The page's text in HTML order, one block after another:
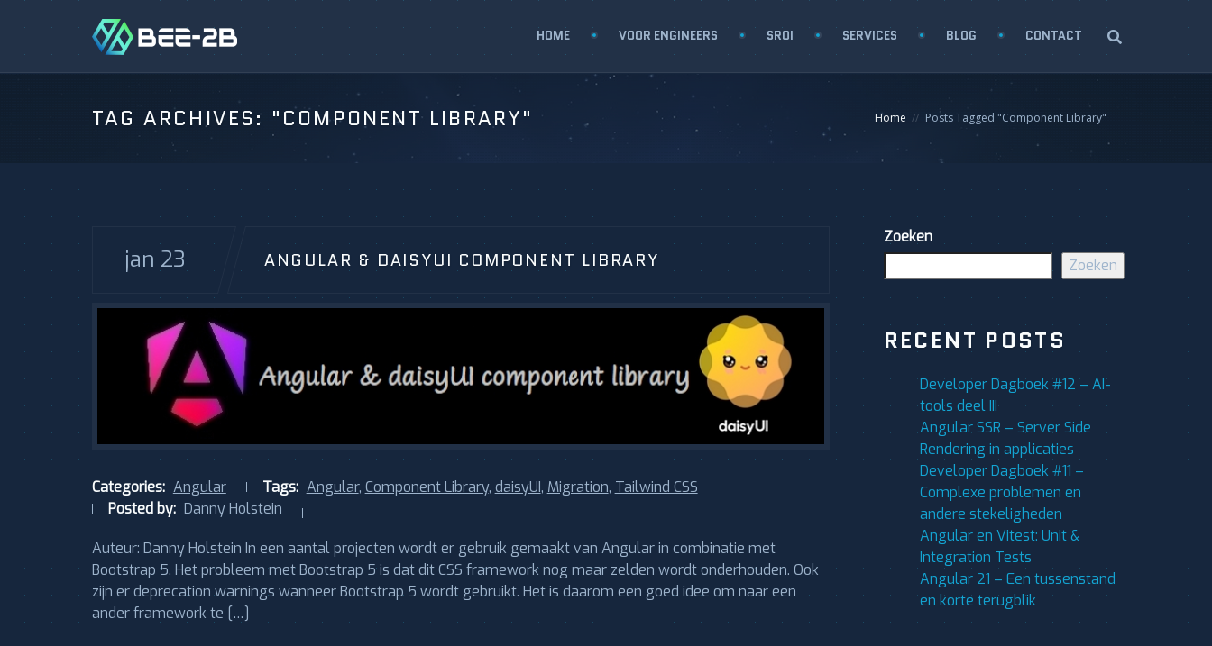
HOME VOOR ENGINEERS SROI SERVICES BLOG CONTACT
TAG ARCHIVES: "COMPONENT LIBRARY" Home Posts Tagged "Component Library"
jan 23 ANGULAR & DAISYUI COMPONENT LIBRARY
Categories: Angular Tags: Angular, Component Library, daisyUI, Migration, Tailwind CSS
Posted by: Danny Holstein
Auteur: Danny Holstein In een aantal projecten wordt er gebruik gemaakt van Angular in combinatie met
Bootstrap 5. Het probleem met Bootstrap 5 is dat dit CSS framework nog maar zelden wordt onderhouden. Ook
zijn er deprecation warnings wanneer Bootstrap 5 wordt gebruikt. Het is daarom een goed idee om naar een
ander framework te […]
Zoeken
Zoeken
RECENT POSTS
Developer Dagboek #12 – AI-
tools deel III
Angular SSR – Server Side
Rendering in applicaties
Developer Dagboek #11 –
Complexe problemen en
andere stekeligheden
Angular en Vitest: Unit &
Integration Tests
Angular 21 – Een tussenstand
en korte terugblik